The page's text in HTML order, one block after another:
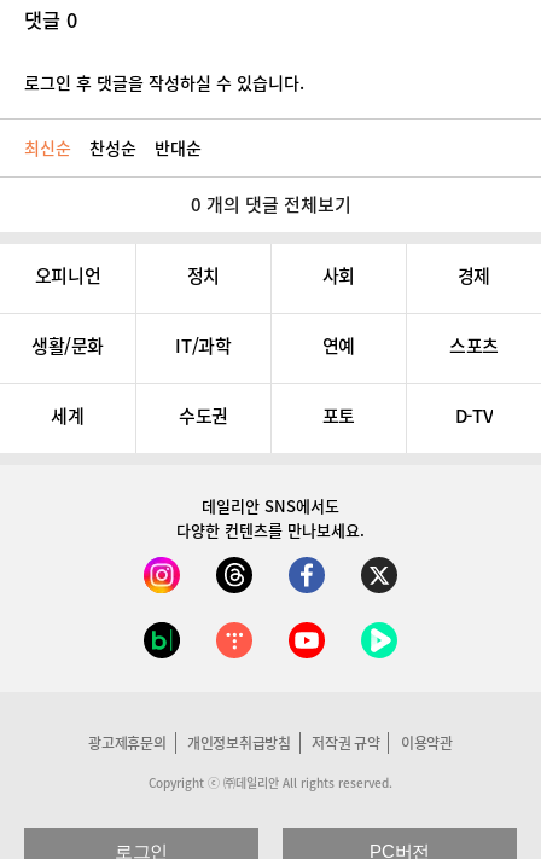
댓글 0
로그인 후 댓글을 작성하실 수 있습니다.
최신순 찬성순 반대순
0 개의 댓글 전체보기
오피니언 정치 사회 경제
생활/문화 IT/과학 연예 스포츠
세계 수도권 포토 D-TV
데일리안 SNS에서도
다양한 컨텐츠를 만나보세요.
광고제휴문의 개인정보취급방침 저작권 규약 이용약관
Copyright ⓒ ㈜데일리안 All rights reserved.
로그인 PC버전